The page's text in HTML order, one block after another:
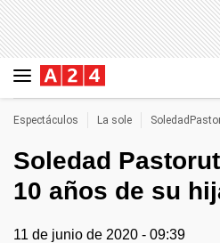
Espectáculos La sole
Soledad
10 años de su
11 de junio de 2020 - 09:39